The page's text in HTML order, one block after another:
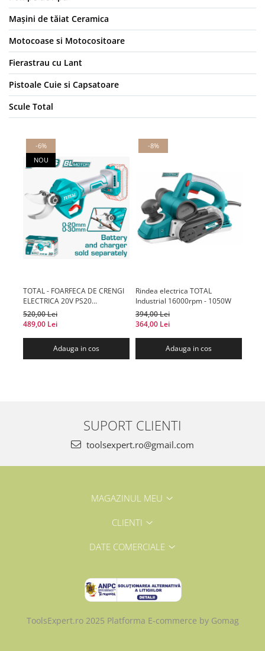
Mașini de tăiat Ceramica
Motocoase si Motocositoare
Fierastrau cu Lant
Pistoale Cuie si Capsatoare
Scule Total
-6%
NOU
TOTAL - FOARFECA DE CRENGI
ELECTRICA 20V PS20
(NUINCLUDE ACUMULATOR SI
INCARCATOR)
520,00 Lei
489,00 Lei
Adauga in cos
-8%
Rindea electrica TOTAL
Industrial 16000rpm - 1050W
394,00 Lei
364,00 Lei
Adauga in cos
SUPORT CLIENTI
toolsexpert.ro@gmail.com
MAGAZINUL MEU
CLIENTI
DATE COMERCIALE
ToolsExpert.ro 2025 Platforma E-commerce by Gomag